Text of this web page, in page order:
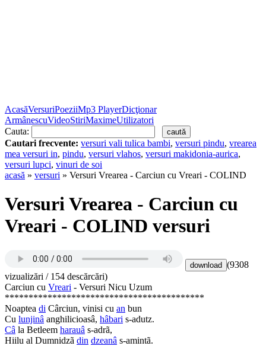
AcasăVersuriPoeziiMp3 PlayerDicţionar
ArmânescuVideoStiriMaximeUtilizatori
Cauta:
Cautari frecvente: versuri vali tulica bambi, versuri pindu, vrearea
mea versuri in, pindu, versuri vlahos, versuri makidonia-aurica,
versuri lupci, vinuri de soi
acasă » versuri » Versuri Vrearea - Carciun cu Vreari - COLIND
Versuri Vrearea - Carciun cu
Vreari - COLIND versuri
(9308
vizualizări / 154 descărcări)
Carciun cu Vreari - Versuri Nicu Uzum
******************************************
Noaptea di Cârciun, vinisi cu an bun
Cu lunjinâ anghilicioasâ, hâbari s-adutz.
Câ la Betleem harauâ s-adrã,
Hiilu al Dumnidzã din dzeanâ s-amintã.